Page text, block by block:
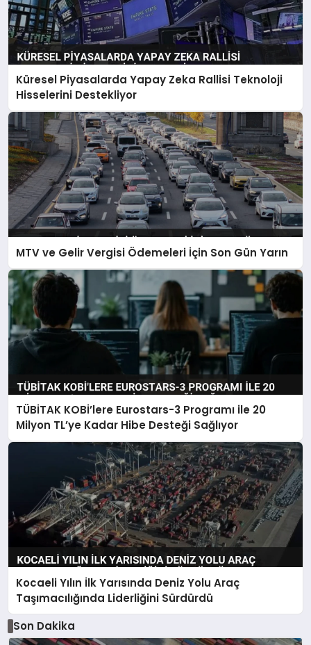
Küresel Piyasalarda Yapay Zeka Rallisi Teknoloji
Hisselerini Destekliyor
MTV ve Gelir Vergisi Ödemeleri İçin Son Gün Yarın
TÜBİTAK KOBİ’lere Eurostars-3 Programı ile 20
Milyon TL’ye Kadar Hibe Desteği Sağlıyor
Kocaeli Yılın İlk Yarısında Deniz Yolu Araç
Taşımacılığında Liderliğini Sürdürdü
Son Dakika